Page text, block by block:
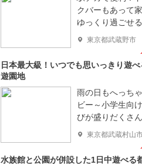
クバーもあって
ゆっくり過ごせ
東京都武蔵野市
日本最大級！いつでも思いっきり遊
遊園地
雨の日もへっち
ビー～小学生向
びが盛りだくさん
東京都武蔵村山
水族館と公園が併設した1日中遊べる